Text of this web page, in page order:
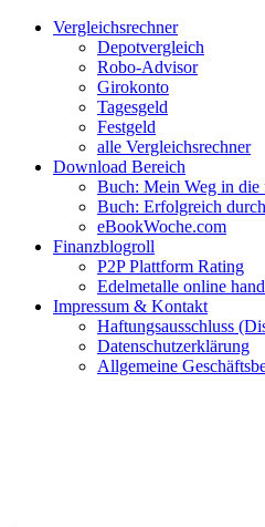
Zum
Facebook
Twitter
Instagram
Pinterest
YouTubeVergleichsrechner
Depotvergleich
Robo-Advisor
Girokonto
Tagesgeld
Festgeld
alle Vergleichsrechner
Download Bereich
Buch: Mein Weg in die
Buch: Erfolgreich
eBookWoche.com
Finanzblogroll
P2P Plattform Rating
Edelmetalle online
Impressum & Kontakt
Haftungsausschluss
Datenschutzerklärung
Allgemeine